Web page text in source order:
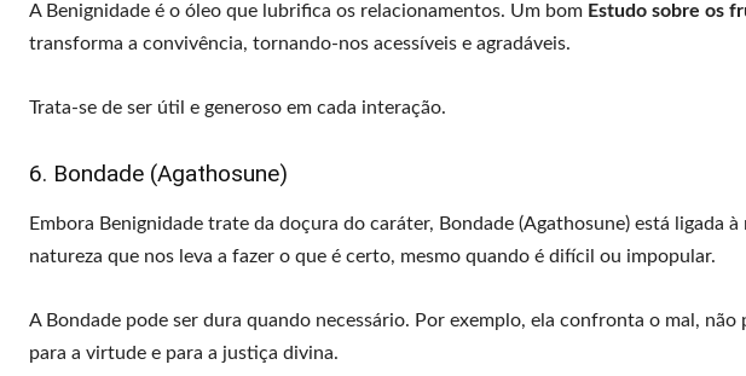
A Benignidade é o óleo que lubrifica os relacionamentos. Um bom Estudo sobre os
transforma a convivência, tornando-nos acessíveis e agradáveis.
Trata-se de ser útil e generoso em cada interação.
6. Bondade (Agathosune)
Embora Benignidade trate da doçura do caráter, Bondade (Agathosune) está ligada
natureza que nos leva a fazer o que é certo, mesmo quando é difícil ou impopular.
A Bondade pode ser dura quando necessário. Por exemplo, ela confronta o mal,
para a virtude e para a justiça divina.